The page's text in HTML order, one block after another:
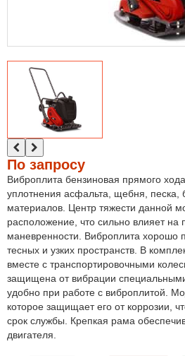
По запросу
Виброплита бензиновая прямого
уплотнения асфальта, щебня, песка,
материалов. Центр тяжести данной
расположение, что сильно влияет
маневренности. Виброплита хорошо
тесных и узких пространств. В
вместе с транспортировочными
защищена от вибрации
удобно при работе с виброплитой.
которое защищает его от коррозии,
срок службы. Крепкая рама
двигателя.